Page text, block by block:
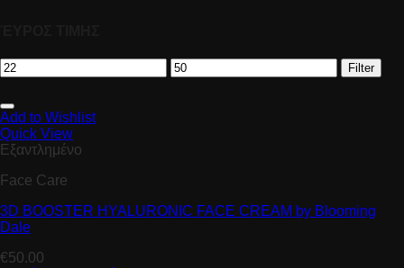
Filter
Add to Wishlist
Quick View
Εξαντλημένο
Face Care
3D BOOSTER HYALURONIC FACE CREAM by Blooming
Dale
€50.00